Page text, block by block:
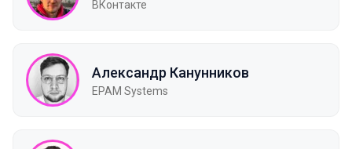
ВКонтакте
Александр Канунников
EPAM Systems